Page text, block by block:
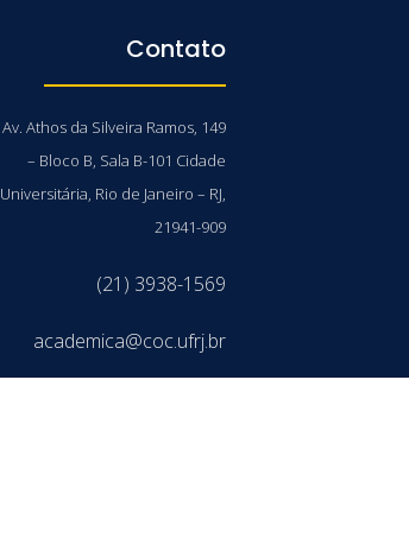
Contato
Av. Athos da Silveira Ramos, 149
– Bloco B, Sala B-101 Cidade
Universitária, Rio de Janeiro – RJ,
21941-909
(21) 3938-1569
academica@coc.ufrj.br